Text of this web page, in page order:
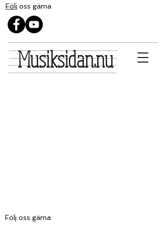
Följ oss gärna
Musiksidan.nu
Följ oss gärna